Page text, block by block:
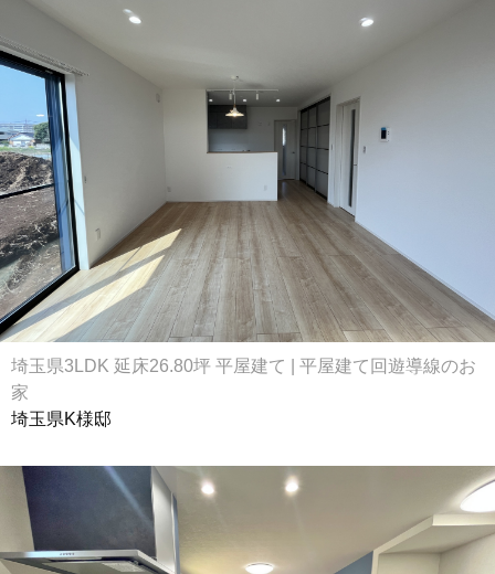
埼玉県3LDK 延床26.80坪 平屋建て | 平屋建て回遊導線のお
家
埼玉県K様邸